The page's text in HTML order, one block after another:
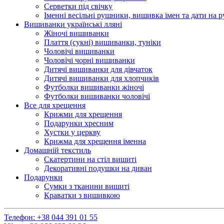
Серветки під свічку
Іменні весільні рушники, вишивка імен та дати на
Вишиванки українські лляні
Жіночі вишиванки
Плаття (сукні) вишиванки, туніки
Чоловічі вишиванки
Чоловічі чорні вишиванки
Дитячі вишиванки для дівчаток
Дитячі вишиванки для хлопчиків
Футболки вишиванки жіночі
Футболки вишиванки чоловічі
Все для хрещення
Крижми для хрещення
Подарунки хресним
Хустки у церкву
Крижма для хрещення іменна
Домашній текстиль
Скатертини на стіл вишиті
Декоративні подушки на диван
Подарунки
Сумки з тканини вишиті
Краватки з вишивкою
Телефон: +38 044 391 01 55